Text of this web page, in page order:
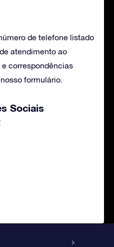
de telefone listado
atendimento ao
correspondências
formulário.
Sociais